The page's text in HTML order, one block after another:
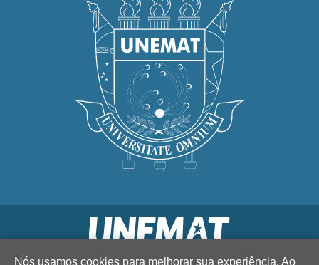
Nós usamos cookies para melhorar sua experiência. Ao